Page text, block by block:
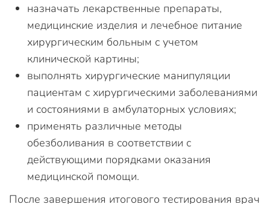
назначать лекарственные препараты,
медицинские изделия и лечебное питание
хирургическим больным с учетом
клинической картины;
выполнять хирургические манипуляции
пациентам с хирургическими заболеваниями
и состояниями в амбулаторных условиях;
применять различные методы
обезболивания в соответствии с
действующими порядками оказания
медицинской помощи.
После завершения итогового тестирования врач